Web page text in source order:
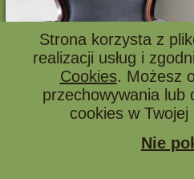
Strona korzysta z
realizacji usług i
Cookies. Możesz
przechowywania lub
cookies w
Nie